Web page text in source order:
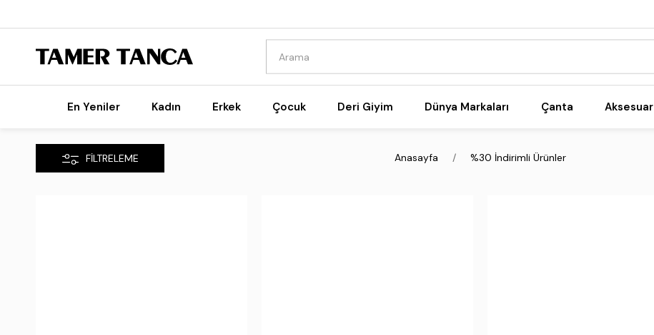
En Yeniler Kadın Erkek Çocuk Deri Giyim Dünya Markaları Çanta Aksesuar
Anasayfa %30 İndirimli Ürünler
FILTRELEME